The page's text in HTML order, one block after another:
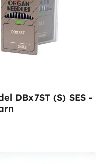
DBx7ST (S) SES -